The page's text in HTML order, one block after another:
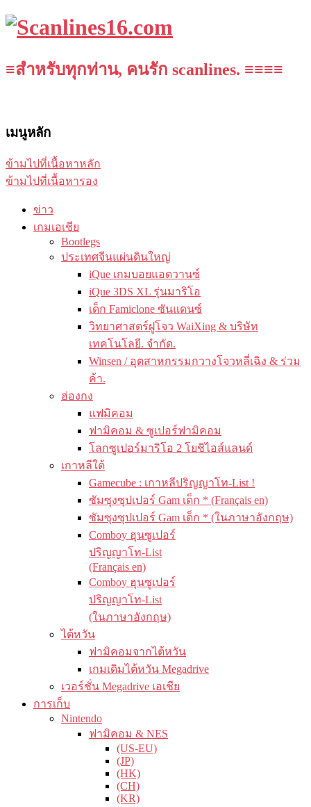
≡สำหรับทุกท่าน, คนรัก scanlines. ≡≡≡≡
เมนูหลัก
ข้ามไปที่เนื้อหาหลัก
ข้ามไปที่เนื้อหารอง
ข่าว
เกมเอเชีย
Bootlegs
ประเทศจีนแผ่นดินใหญ่
iQue เกมบอยแอดวานซ์
iQue 3DS XL รุ่นมาริโอ
เด็ก Famiclone ซันแดนซ์
วิทยาศาสตร์ฝูโจว WaiXing & บริษัท
เทคโนโลยี. จำกัด.
Winsen / อุตสาหกรรมกวางโจวหลี่เฉิง & ร่วม
ค้า.
ฮ่องกง
แฟมิคอม
ฟามิคอม & ซูเปอร์ฟามิคอม
โลกซูเปอร์มาริโอ 2 โยชิไอส์แลนด์
เกาหลีใต้
Gamecube : เกาหลีปริญญาโท-List !
ซัมซุงซุปเปอร์ Gam เด็ก * (Français en)
ซัมซุงซุปเปอร์ Gam เด็ก * (ในภาษาอังกฤษ)
Comboy ฮุนซูเปอร์
ปริญญาโท-List
(Français en)
Comboy ฮุนซูเปอร์
ปริญญาโท-List
(ในภาษาอังกฤษ)
ไต้หวัน
ฟามิคอมจากไต้หวัน
เกมเดิมไต้หวัน Megadrive
เวอร์ชั่น Megadrive เอเชีย
การเก็บ
Nintendo
ฟามิคอม & NES
(US-EU)
(JP)
(HK)
(CH)
(KR)